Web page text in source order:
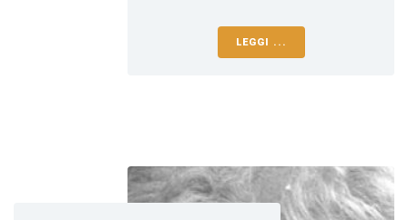
LEGGI ...